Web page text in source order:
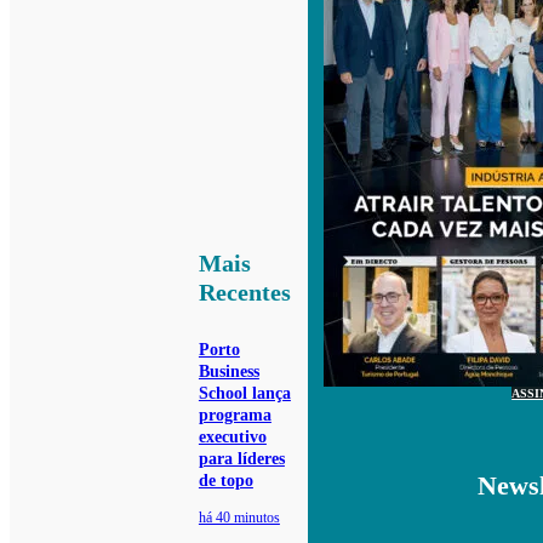
Mais
Recentes
Porto
Business
School lança
programa
executivo
para líderes
de topo
há 40 minutos